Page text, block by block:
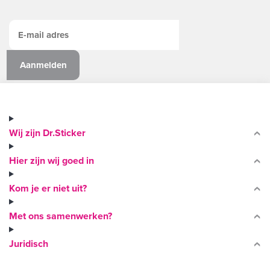
Wij zijn Dr.Sticker
Hier zijn wij goed in
Kom je er niet uit?
Met ons samenwerken?
Juridisch